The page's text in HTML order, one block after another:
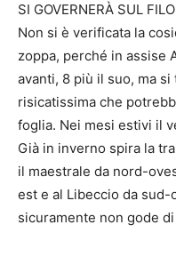
SI GOVERNERÀ SUL
Non si è verificata la
zoppa, perché in assise
avanti, 8 più il suo, ma
risicatissima che
foglia. Nei mesi estivi il
Già in inverno spira la
il maestrale da nord-
est e al Libeccio da sud-
sicuramente non gode